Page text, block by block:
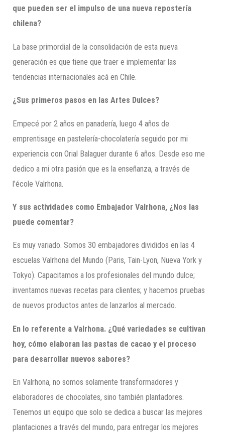
que pueden ser el impulso de una nueva repostería
chilena?
La base primordial de la consolidación de esta nueva
generación es que tiene que traer e implementar las
tendencias internacionales acá en Chile.
¿Sus primeros pasos en las Artes Dulces?
Empecé por 2 años en panadería, luego 4 años de
emprentisage en pastelería-chocolatería seguido por mi
experiencia con Orial Balaguer durante 6 años. Desde eso me
dedico a mi otra pasión que es la enseñanza, a través de
l’école Valrhona.
Y sus actividades como EmbajadorValrhona, ¿Nos las
puede comentar?
Es muy variado. Somos 30 embajadores divididos en las 4
escuelas Valrhona del Mundo (Paris, Tain-Lyon, Nueva York y
Tokyo). Capacitamos a los profesionales del mundo dulce;
inventamos nuevas recetas para clientes; y hacemos pruebas
de nuevos productos antes de lanzarlos al mercado.
En lo referente aValrhona. ¿Qué variedades se cultivan
hoy, cómo elaboran las pastas de cacao y el proceso
para desarrollar nuevos sabores?
En Valrhona, no somos solamente transformadores y
elaboradores de chocolates, sino también plantadores.
Tenemos un equipo que solo se dedica a buscar las mejores
plantaciones a través del mundo, para entregar los mejores